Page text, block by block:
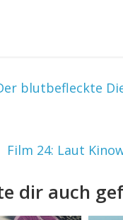
blutbefleckte
Film 24: Laut
dir auch